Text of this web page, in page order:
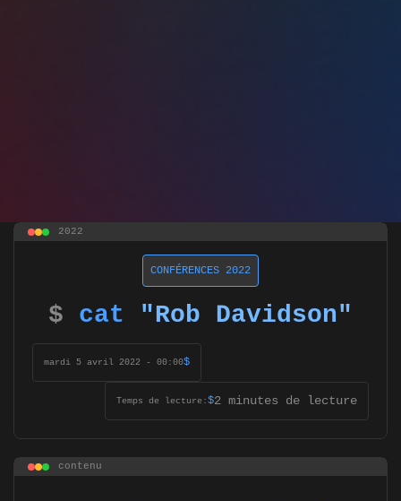
2022
CONFÉRENCES 2022
$ cat "Rob Davidson"
mardi 5 avril 2022 - 00:00$
Temps de lecture:$2 minutes de lecture
contenu